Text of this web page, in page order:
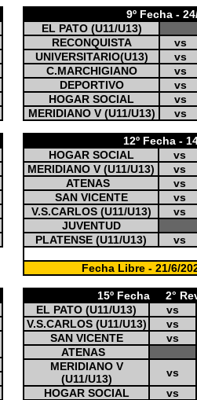
9º Fecha -
EL PATO (U11/U13)
RECONQUISTA
vs
UNIVERSITARIO(U13)
vs
C.MARCHIGIANO
vs
DEPORTIVO
vs
HOGAR SOCIAL
vs
MERIDIANO V (U11/U13)
vs
12º Fecha -
HOGAR SOCIAL
vs
MERIDIANO V (U11/U13)
vs
ATENAS
vs
SAN VICENTE
vs
V.S.CARLOS (U11/U13)
vs
JUVENTUD
PLATENSE (U11/U13)
vs
Fecha Libre - 21/6/
15º Fecha 2°
EL PATO (U11/U13)
vs
V.S.CARLOS (U11/U13)
vs
SAN VICENTE
vs
ATENAS
MERIDIANO V
(U11/U13)
vs
HOGAR SOCIAL
vs